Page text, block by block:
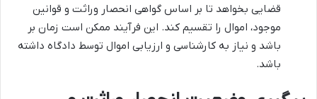
قضایی بخواهد تا بر اساس گواهی انحصار وراثت و قوانین
موجود، اموال را تقسیم کند. این فرآیند ممکن است زمان بر
باشد و نیاز به کارشناسی و ارزیابی اموال توسط دادگاه داشته
باشد.